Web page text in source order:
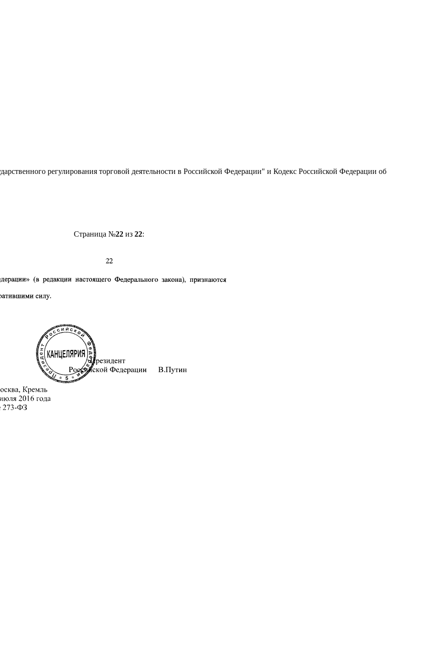
регулирования торговой деятельности в Российской Федерации" и Кодекс Российской Федерации об
Страница №22из 22: